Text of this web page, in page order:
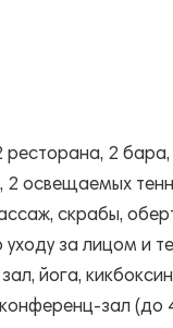
ресторана, 2 бара,
2 освещаемых
скрабы,
за лицом и
йога,
зал (до